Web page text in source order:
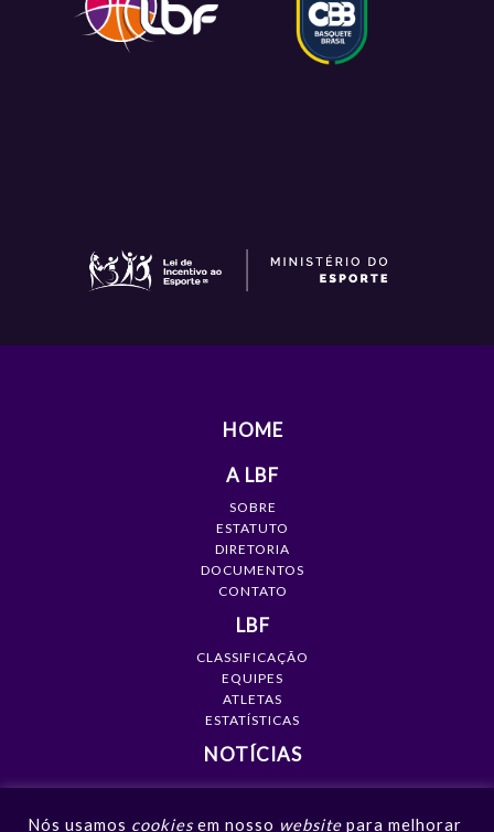
HOME
A LBF
SOBRE
ESTATUTO
DIRETORIA
DOCUMENTOS
CONTATO
LBF
CLASSIFICAÇÃO
EQUIPES
ATLETAS
ESTATÍSTICAS
NOTÍCIAS
Nós usamos cookies em nosso website para melhorar